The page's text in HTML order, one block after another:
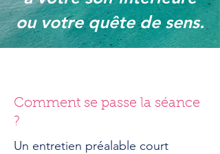
ou votre quête de sens.
Comment se passe la séance
?
Un entretien préalable court